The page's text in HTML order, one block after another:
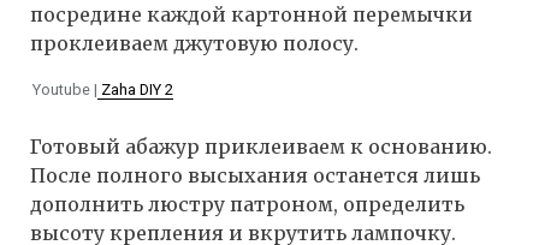
посредине каждой картонной перемычки
проклеиваем джутовую полосу.
Youtube | Zaha DIY 2
Готовый абажур приклеиваем к основанию.
После полного высыхания останется лишь
дополнить люстру патроном, определить
высоту крепления и вкрутить лампочку.